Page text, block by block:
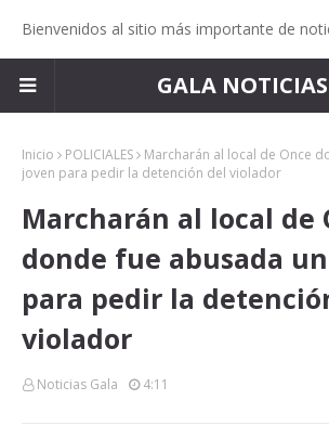
Bienvenidos al sitio más importante de
GALA NOTICIAS
Inicio POLICIALES
Marcharán al local de Once
joven para pedir la detención del violador
Marcharán al local de
donde fue abusada
para pedir la
violador
Noticias Gala 4:11